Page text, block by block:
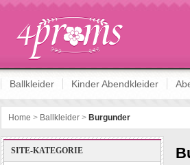
Abschlussballkleider online kaufen
Ballkleider Kinder Abendkleider
Home > Ballkleider > Burgunder
SITE-KATEGORIE